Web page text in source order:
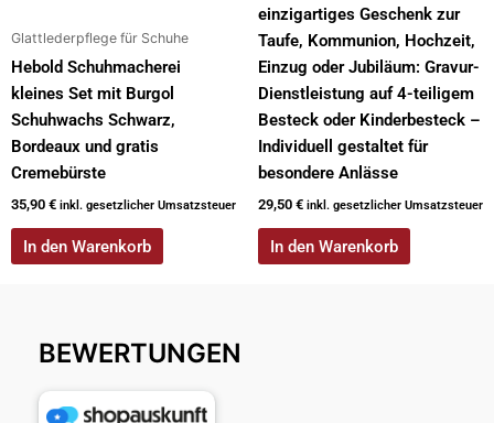
Glattlederpflege für Schuhe
Hebold Schuhmacherei
kleines Set mit Burgol
Schuhwachs Schwarz,
Bordeaux und gratis
Cremebürste
35,90 € inkl. gesetzlicher Umsatzsteuer
In den Warenkorb
einzigartiges Geschenk zur
Taufe, Kommunion, Hochzeit,
Einzug oder Jubiläum: Gravur-
Dienstleistung auf 4-teiligem
Besteck oder Kinderbesteck –
Individuell gestaltet für
besondere Anlässe
29,50 € inkl. gesetzlicher Umsatzsteuer
In den Warenkorb
BEWERTUNGEN